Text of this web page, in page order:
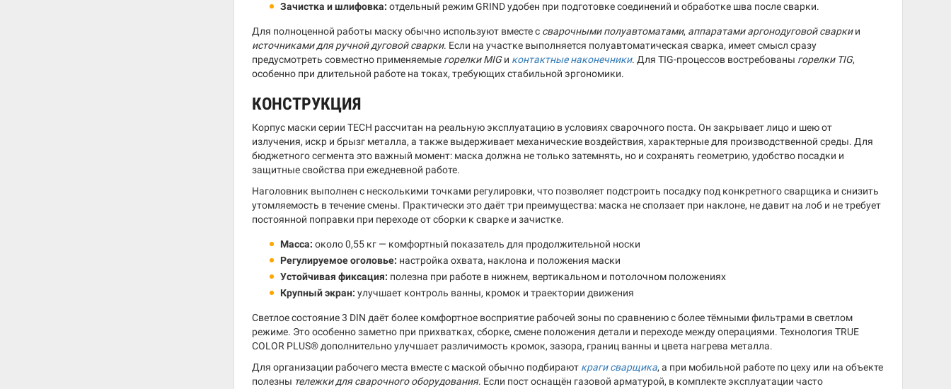
Зачистка и шлифовка: отдельный режим GRIND удобен при подготовке соединений и обработке шва после сварки.
Для полноценной работы маску обычно используют вместе с сварочными полуавтоматами, аппаратами аргонодуговой сваркии
источниками для ручной дуговой сварки. Если на участке выполняется полуавтоматическая сварка, имеет смысл сразу
предусмотреть совместно применяемые горелки MIGи контактные наконечники. Для TIG-процессов востребованы горелки TIG,
особенно при длительной работе на токах, требующих стабильной эргономики.
КОНСТРУКЦИЯ
Корпус маски серии TECH рассчитан на реальную эксплуатацию в условиях сварочного поста. Он закрывает лицо и шею от
излучения, искр и брызг металла, а также выдерживает механические воздействия, характерные для производственной среды. Для
бюджетного сегмента это важный момент: маска должна не только затемнять, но и сохранять геометрию, удобство посадки и
защитные свойства при ежедневной работе.
Наголовник выполнен с несколькими точками регулировки, что позволяет подстроить посадку под конкретного сварщика и снизить
утомляемость в течение смены. Практически это даёт три преимущества: маска не сползает при наклоне, не давит на лоб и не требует
постоянной поправки при переходе от сборки к сварке и зачистке.
Масса: около 0,55 кг — комфортный показатель для продолжительной носки
Регулируемое оголовье: настройка охвата, наклона и положения маски
Устойчивая фиксация: полезна при работе в нижнем, вертикальном и потолочном положениях
Крупный экран: улучшает контроль ванны, кромок и траектории движения
Светлое состояние 3 DIN даёт более комфортное восприятие рабочей зоны по сравнению с более тёмными фильтрами в светлом
режиме. Это особенно заметно при прихватках, сборке, смене положения детали и переходе между операциями. Технология TRUE
COLOR PLUS® дополнительно улучшает различимость кромок, зазора, границ ванны и цвета нагрева металла.
Для организации рабочего места вместе с маской обычно подбирают краги сварщика, а при мобильной работе по цеху или на объекте
полезны тележки для сварочного оборудования. Если пост оснащён газовой арматурой, в комплекте эксплуатации часто